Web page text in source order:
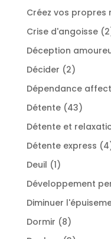
Créez vos propres
Crise d'angoisse 2
Déception
Décider 22
produits
Dépendance
Détente 4343
produits
Détente et
Détente express 4
Deuil 11
Développement
Diminuer
Dormir 88
produits